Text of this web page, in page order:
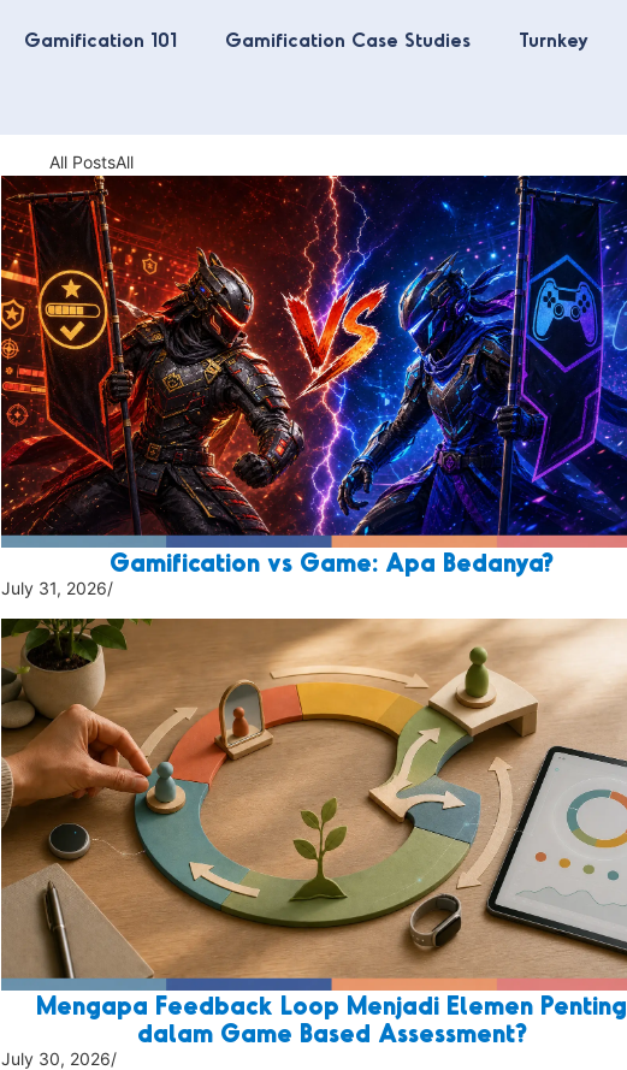
Gamification 101 Gamification Case Studies Turnkey
All PostsAll
Gamification vs Game: Apa Bedanya?
July 31, 2026/
Mengapa Feedback Loop Menjadi Elemen Penting
dalam Game Based Assessment?
July 30, 2026/